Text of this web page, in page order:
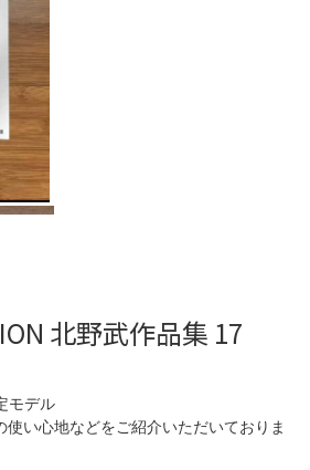
北野武作品集 17
モデル
い心地などをご紹介いただいておりま